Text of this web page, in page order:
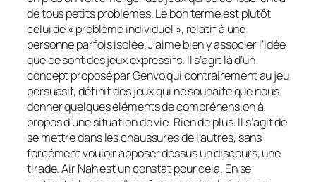
de tous petits problèmes. Le bon terme est plutôt
celui de « problème individuel », relatif à une
personne parfois isolée. J’aime bien y associer l’idée
que ce sont des jeux expressifs. Il s’agit là d’un
concept proposé par Genvo qui contrairement au jeu
persuasif, définit des jeux qui ne souhaite que nous
donner quelques éléments de compréhension à
propos d’une situation de vie. Rien de plus. Il s’agit de
se mettre dans les chaussures de l’autres, sans
forcément vouloir apposer dessus un discours, une
tirade.Air Nahest un constat pour cela. En se